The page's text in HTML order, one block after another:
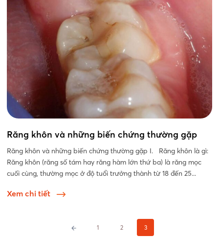
Răng khôn và những biến chứng thường gặp
Răng khôn và những biến chứng thường gặp I. Răng khôn là gì:
Răng khôn (răng số tám hay răng hàm lớn thứ ba) là răng mọc
cuối cùng, thường mọc ở độ tuổi trưởng thành từ 18 đến 25...
Xem chi tiết
1 2 3